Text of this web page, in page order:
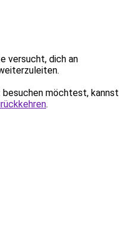
versucht, dich an
möchtest, kannst
.